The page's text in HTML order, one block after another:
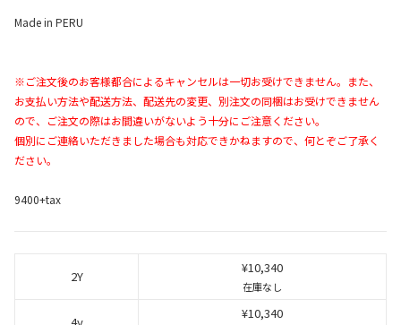
Made in PERU
※ご注文後のお客様都合によるキャンセルは一切お受けできません。また、
お支払い方法や配送方法、配送先の変更、別注文の同梱はお受けできません
ので、ご注文の際はお間違いがないよう十分にご注意ください。
個別にご連絡いただきました場合も対応できかねますので、何とぞご了承く
ださい。
9400+tax
2Y
¥10,340
在庫なし
¥10,340